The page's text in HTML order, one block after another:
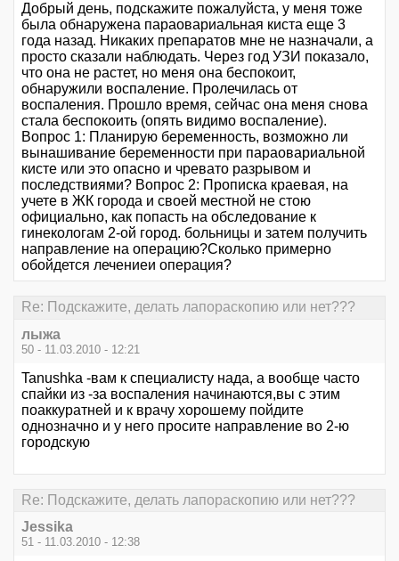
Добрый день, подскажите пожалуйста, у меня тоже
была обнаружена параовариальная киста еще 3
года назад. Никаких препаратов мне не назначали, а
просто сказали наблюдать. Через год УЗИ показало,
что она не растет, но меня она беспокоит,
обнаружили воспаление. Пролечилась от
воспаления. Прошло время, сейчас она меня снова
стала беспокоить (опять видимо воспаление).
Вопрос 1: Планирую беременность, возможно ли
вынашивание беременности при параовариальной
кисте или это опасно и чревато разрывом и
последствиями? Вопрос 2: Прописка краевая, на
учете в ЖК города и своей местной не стою
официально, как попасть на обследование к
гинекологам 2-ой город. больницы и затем получить
направление на операцию?Сколько примерно
обойдется лечениеи операция?
Re: Подскажите, делать лапораскопию или нет???
лыжа
50 - 11.03.2010 - 12:21
Tanushka -вам к специалисту нада, а вообще часто
спайки из -за воспаления начинаются,вы с этим
поаккуратней и к врачу хорошему пойдите
однозначно и у него просите направление во 2-ю
городскую
Re: Подскажите, делать лапораскопию или нет???
Jessika
51 - 11.03.2010 - 12:38